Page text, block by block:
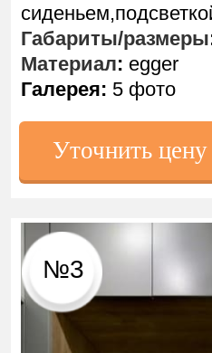
№3
Уточнить цену
Габариты/размеры
Материал: egger
Галерея: 5 фото